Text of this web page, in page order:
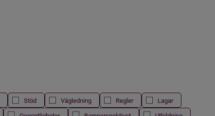
Stöd Vägledning Regler
Lagar